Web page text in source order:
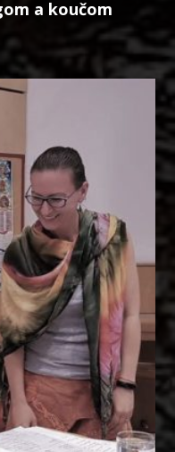
a koučom